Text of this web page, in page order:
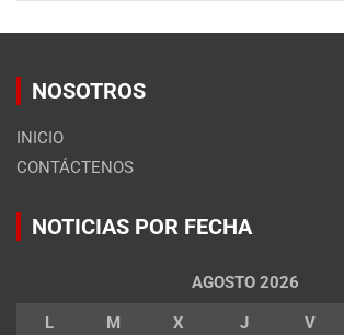
NOSOTROS
INICIO
CONTÁCTENOS
NOTICIAS POR FECHA
AGOSTO 2026
L M X J V